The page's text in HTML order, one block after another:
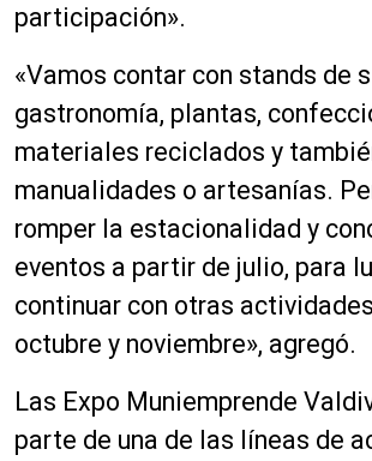
participación».
«Vamos contar con stands de
gastronomía, plantas,
materiales reciclados y
manualidades o artesanías.
romper la estacionalidad y
eventos a partir de julio, para
continuar con otras
octubre y noviembre», agregó.
Las Expo Muniemprende
parte de una de las líneas de